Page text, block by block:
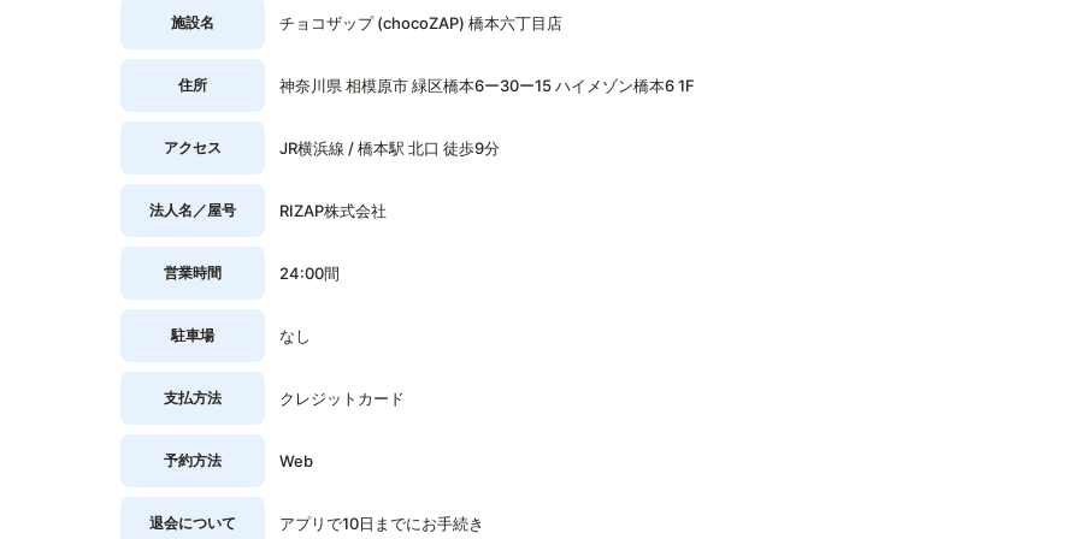
施設名 チョコザップ (chocoZAP) 橋本六丁目店
住所 神奈川県 相模原市 緑区橋本6ー30ー15 ハイメゾン橋本6 1F
アクセス JR横浜線 / 橋本駅 北口 徒歩9分
法人名／屋号 RIZAP株式会社
営業時間 24:00間
駐車場 なし
支払方法 クレジットカード
予約方法 Web
退会について アプリで10日までにお手続き